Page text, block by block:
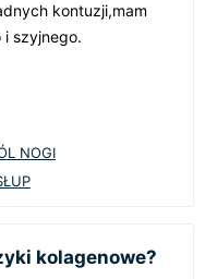
kontuzji,mam
i szyjnego.
NOGI
kolagenowe?